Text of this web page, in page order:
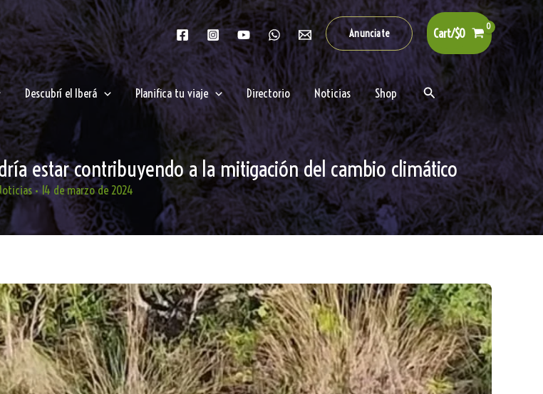
Anunciate Cart/$0
Descubrí el Iberá Planifica tu viaje Directorio Noticias Shop Buscar
estar contribuyendo a la mitigación del cambio climático
•14 de marzo de 2024